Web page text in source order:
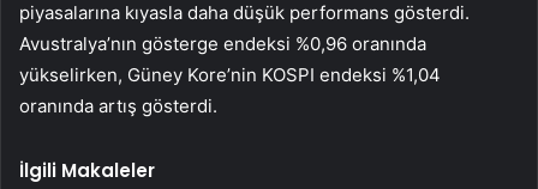
piyasalarına kıyasla daha düşük performans gösterdi.
Avustralya’nın gösterge endeksi %0,96 oranında
yükselirken, Güney Kore’nin KOSPI endeksi %1,04
oranında artış gösterdi.
İlgili Makaleler